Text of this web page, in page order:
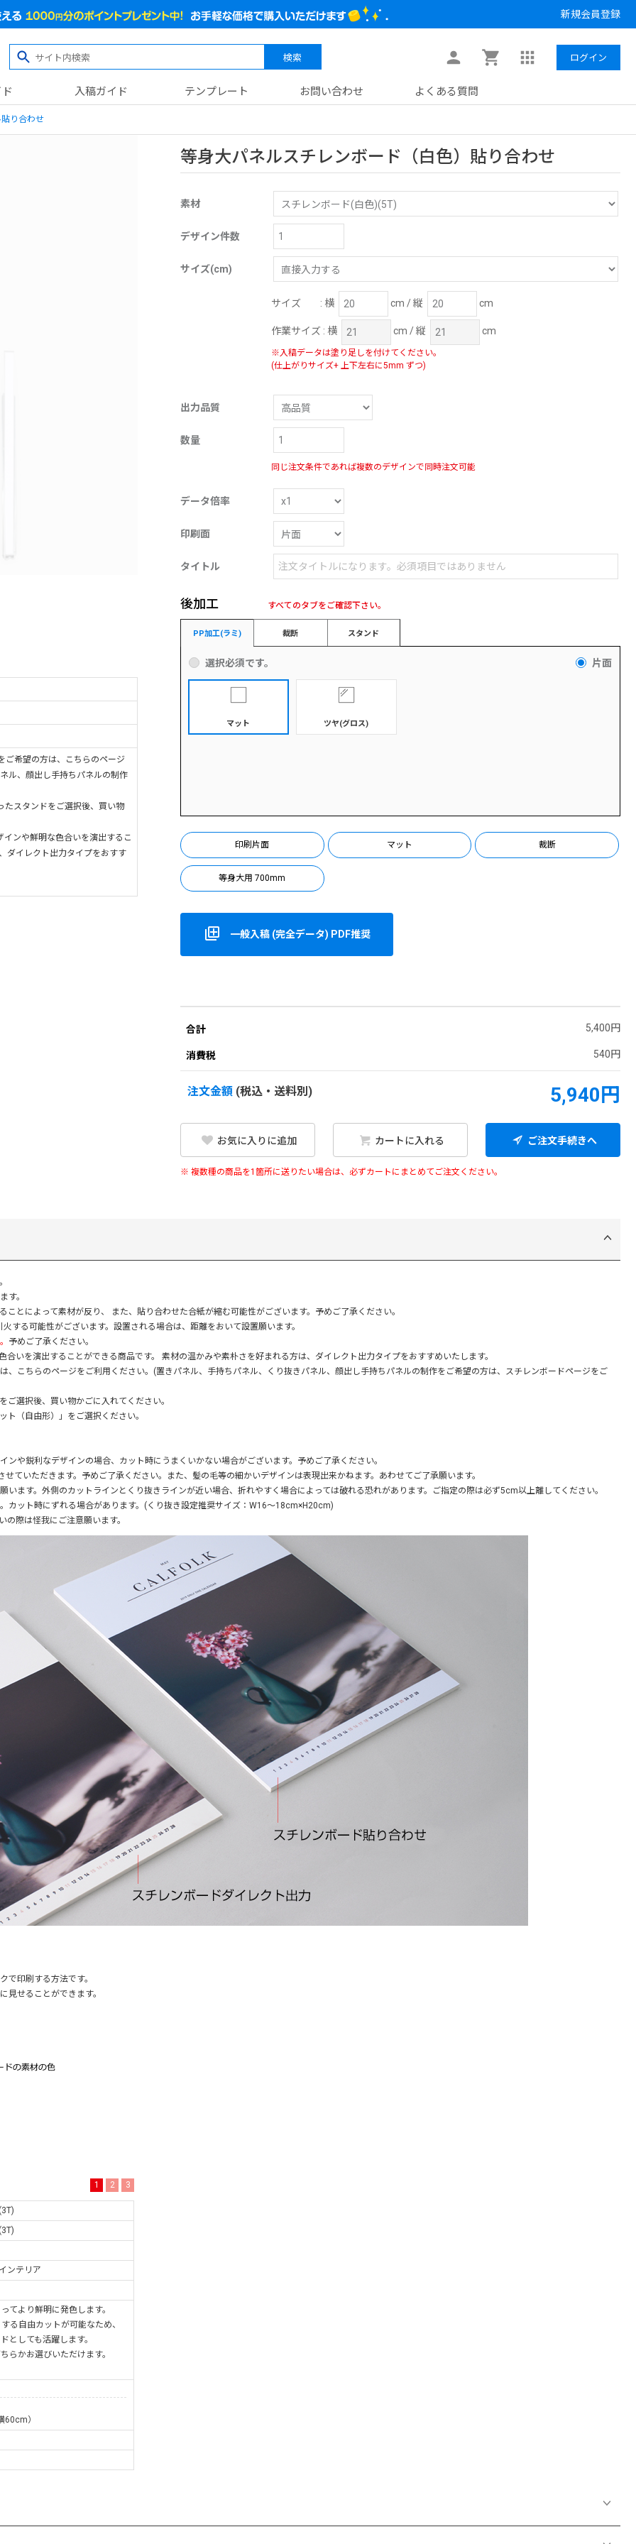
新規会員登録
検索 ログイン
入稿ガイド テンプレート お問い合わせ よくある質問
り合わせ
ご希望の方は、こちらのページ
ル、顔出し手持ちパネルの制作
たスタンドをご選択後、買い物
ンや鮮明な色合いを演出するこ
ダイレクト出力タイプをおすす
等身大パネルスチレンボード（白色）貼り合わせ
素材
デザイン件数
サイズ(cm)
サイズ : 横 cm / 縦 cm
作業サイズ : 横 cm / 縦 cm
※入稿データは塗り足しを付けてください。
(仕上がりサイズ+ 上下左右に5mm ずつ)
出力品質
数量
同じ注文条件であれば複数のデザインで同時注文可能
データ倍率
印刷面
タイトル
後加工 すべてのタブをご確認下さい。
PP加工(ラミ) 裁断 スタンド
選択必須です。 片面
マット ツヤ(グロス)
印刷片面 マット 裁断
等身大用 700mm
一般入稿 (完全データ) PDF推奨
合計 5,400円
消費税 540円
注文金額 (税込・送料別) 5,940円
お気に入りに追加 カートに入れる ご注文手続きへ
※ 複数種の商品を1箇所に送りたい場合は、必ずカートにまとめてご注文ください。
す。
とによって素材が反り、 また、貼り合わせた合紙が縮む可能性がございます。予めご了承ください。
る可能性がございます。設置される場合は、距離をおいて設置願います。
予めご了承ください。
いを演出することができる商品です。 素材の温かみや素朴さを好まれる方は、ダイレクト出力タイプをおすすめいたします。
、こちらのページをご利用ください。(置きパネル、手持ちパネル、くり抜きパネル、顔出し手持ちパネルの制作をご希望の方は、スチレンボードページをご
ご選択後、買い物かごに入れてください。
ト（自由形）」をご選択ください。
や鋭利なデザインの場合、カット時にうまくいかない場合がございます。予めご了承ください。
ていただきます。予めご了承ください。また、髪の毛等の細かいデザインは表現出来かねます。あわせてご了承願います。
ます。外側のカットラインとくり抜きラインが近い場合、折れやすく場合によっては破れる恐れがあります。ご指定の際は必ず5cm以上離してください。
カット時にずれる場合があります。(くり抜き設定推奨サイズ：W16～18cm×H20cm)
際は怪我にご注意願います。
で印刷する方法です。
見せることができます。
1 2 3
ンテリア
てより鮮明に発色します。
る自由カットが可能なため、
としても活躍します。
らかお選びいただけます。
）